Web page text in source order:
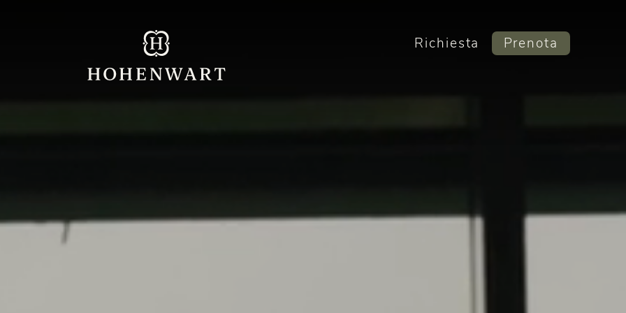
Richiesta Prenota